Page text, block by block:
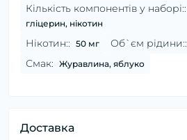
Кількість компонентів у наборі::
гліцерин, нікотин
Нікотин:: 50 мг Об`єм рідини::
Смак: Журавлина, яблуко
Доставка